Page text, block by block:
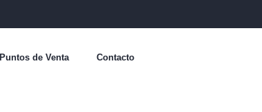
Puntos de Venta Contacto